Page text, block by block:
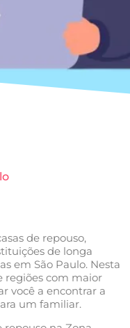
de repouso,
de longa
em São Paulo. Nesta
regiões com maior
você a encontrar a
um familiar.